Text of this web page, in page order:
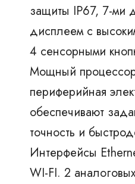
защиты IP67, 7-ми
дисплеем с
4 сенсорными
Мощный
периферийная
обеспечивают
точность и
Интерфейсы
WI-FI. 2